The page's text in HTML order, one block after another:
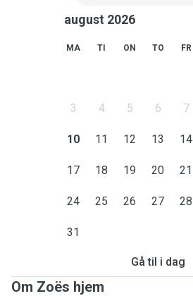
august 2026
MA TI ON TO FR
3 4 5 6 7
10 11 12 13 14
17 18 19 20 21
24 25 26 27 28
31
Gå til i dag
Om Zoës hjem